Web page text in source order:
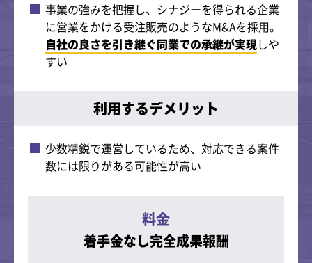
事業の強みを把握し、シナジーを得られる企業
に営業をかける受注販売のようなM&Aを採用。
自社の良さを引き継ぐ同業での承継が実現しや
すい
利用するデメリット
少数精鋭で運営しているため、対応できる案件
数には限りがある可能性が高い
料金
着手金なし完全成果報酬